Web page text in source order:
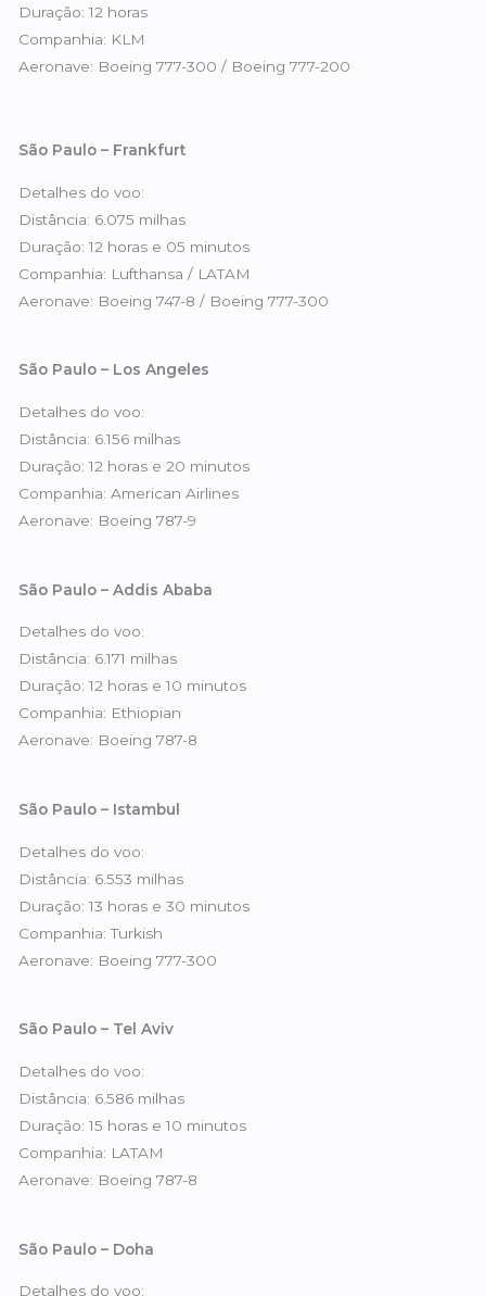
Duração: 12 horas
Companhia: KLM
Aeronave: Boeing 777-300 / Boeing 777-200
São Paulo – Frankfurt
Detalhes do voo:
Distância: 6.075 milhas
Duração: 12 horas e 05 minutos
Companhia: Lufthansa / LATAM
Aeronave: Boeing 747-8 / Boeing 777-300
São Paulo – Los Angeles
Detalhes do voo:
Distância: 6.156 milhas
Duração: 12 horas e 20 minutos
Companhia: American Airlines
Aeronave: Boeing 787-9
São Paulo – Addis Ababa
Detalhes do voo:
Distância: 6.171 milhas
Duração: 12 horas e 10 minutos
Companhia: Ethiopian
Aeronave: Boeing 787-8
São Paulo – Istambul
Detalhes do voo:
Distância: 6.553 milhas
Duração: 13 horas e 30 minutos
Companhia: Turkish
Aeronave: Boeing 777-300
São Paulo – Tel Aviv
Detalhes do voo:
Distância: 6.586 milhas
Duração: 15 horas e 10 minutos
Companhia: LATAM
Aeronave: Boeing 787-8
São Paulo – Doha
Detalhes do voo: